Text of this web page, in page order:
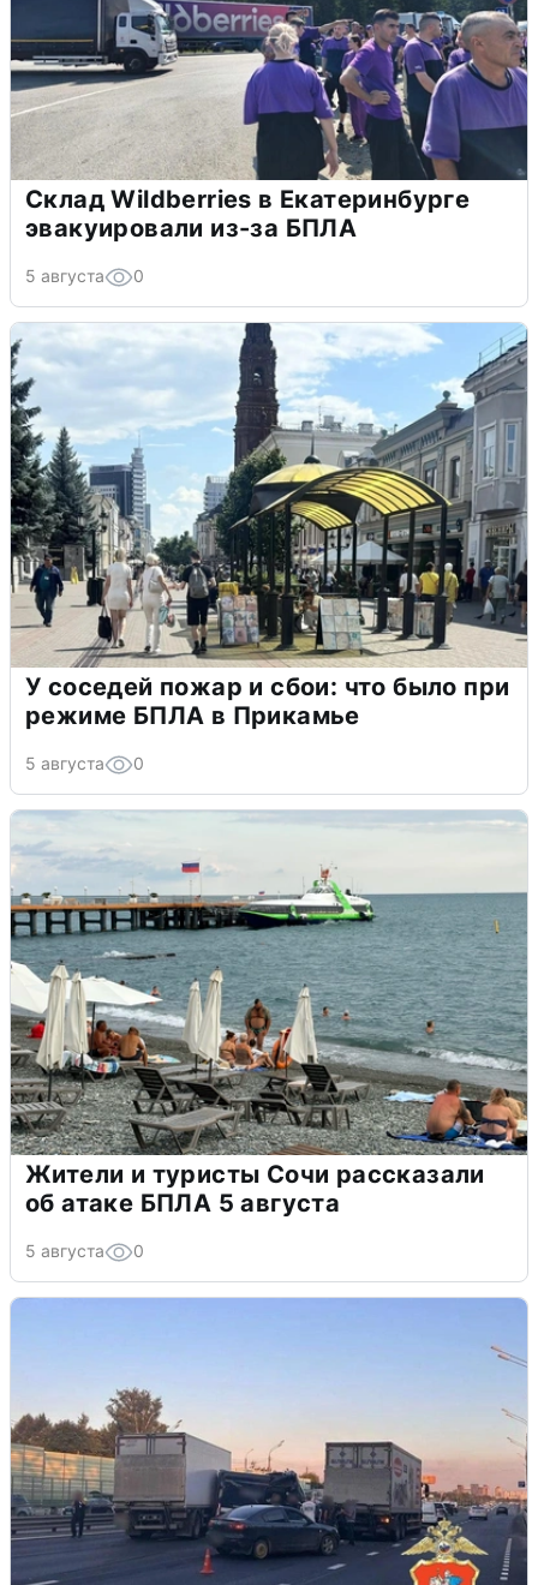
Склад Wildberries в Екатеринбурге
эвакуировали из-за БПЛА
5 августа 0
У соседей пожар и сбои: что было при
режиме БПЛА в Прикамье
5 августа 0
Жители и туристы Сочи рассказали
об атаке БПЛА 5 августа
5 августа 0